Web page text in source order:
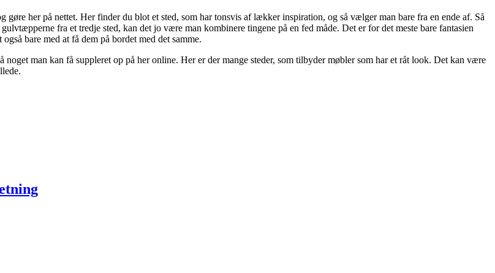
gøre her på nettet. Her finder du blot et sted, som har tonsvis af lækker inspiration, og så vælger man bare fra en ende af. Så
fra et tredje sted, kan det jo være man kombinere tingene på en fed måde. Det er for det meste bare fantasien
bare med at få dem på bordet med det samme.
man kan få suppleret op på her online. Her er der mange steder, som tilbyder møbler som har et råt look. Det kan være